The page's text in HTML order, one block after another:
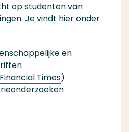
op studenten van
Je vindt hier onder
en
Financial Times)